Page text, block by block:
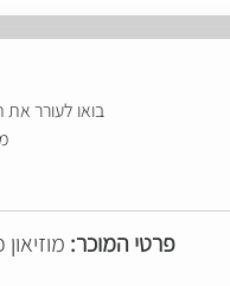
בואו לעורר את
פרטי המוכר: